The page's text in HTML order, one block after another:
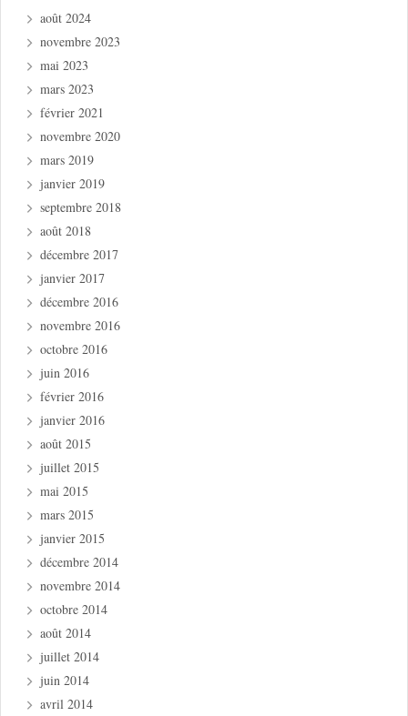
août 2024
novembre 2023
mai 2023
mars 2023
février 2021
novembre 2020
mars 2019
janvier 2019
septembre 2018
août 2018
décembre 2017
janvier 2017
décembre 2016
novembre 2016
octobre 2016
juin 2016
février 2016
janvier 2016
août 2015
juillet 2015
mai 2015
mars 2015
janvier 2015
décembre 2014
novembre 2014
octobre 2014
août 2014
juillet 2014
juin 2014
avril 2014